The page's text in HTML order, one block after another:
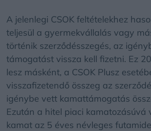
A jelenlegi CSOK feltételekhez
teljesül a gyermekvállalás vagy
történik szerződésszegés, az
támogatást vissza kell fizetni. Ez
lesz másként, a CSOK Plusz
visszafizetendő összeg az
igénybe vett kamattámogatás
Ezután a hitel piaci kamatozásúvá
kamat az 5 éves névleges